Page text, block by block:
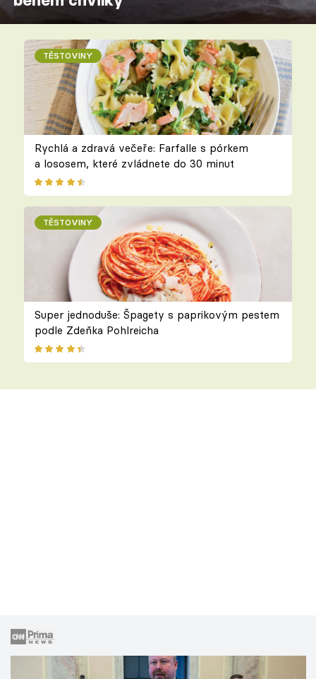
TĚSTOVINY
Rychlá a zdravá večeře: Farfalle s pórkem
a lososem, které zvládnete do 30 minut
TĚSTOVINY
Super jednoduše: Špagety s paprikovým pestem
podle Zdeňka Pohlreicha